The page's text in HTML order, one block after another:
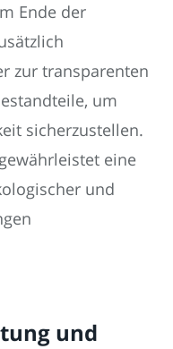
Ende der
zur transparenten
um
sicherzustellen.
eine
und
und